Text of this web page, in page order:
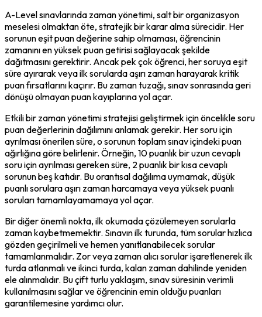
A-Level sınavlarında zaman yönetimi, salt bir organizasyon
meselesi olmaktan öte, stratejik bir karar alma sürecidir. Her
sorunun eşit puan değerine sahip olmaması, öğrencinin
zamanını en yüksek puan getirisi sağlayacak şekilde
dağıtmasını gerektirir. Ancak pek çok öğrenci, her soruya eşit
süre ayırarak veya ilk sorularda aşırı zaman harayarak kritik
puan fırsatlarını kaçırır. Bu zaman tuzağı, sınav sonrasında geri
dönüşü olmayan puan kayıplarına yol açar.
Etkili bir zaman yönetimi stratejisi geliştirmek için öncelikle soru
puan değerlerinin dağılımını anlamak gerekir. Her soru için
ayrılması önerilen süre, o sorunun toplam sınav içindeki puan
ağırlığına göre belirlenir. Örneğin, 10 puanlık bir uzun cevaplı
soru için ayrılması gereken süre, 2 puanlık bir kısa cevaplı
sorunun beş katıdır. Bu orantısal dağılıma uymamak, düşük
puanlı sorulara aşırı zaman harcamaya veya yüksek puanlı
soruları tamamlayamamaya yol açar.
Bir diğer önemli nokta, ilk okumada çözülemeyen sorularla
zaman kaybetmemektir. Sınavın ilk turunda, tüm sorular hızlıca
gözden geçirilmeli ve hemen yanıtlanabilecek sorular
tamamlanmalıdır. Zor veya zaman alıcı sorular işaretlenerek ilk
turda atlanmalı ve ikinci turda, kalan zaman dahilinde yeniden
ele alınmalıdır. Bu çift turlu yaklaşım, sınav süresinin verimli
kullanılmasını sağlar ve öğrencinin emin olduğu puanları
garantilemesine yardımcı olur.